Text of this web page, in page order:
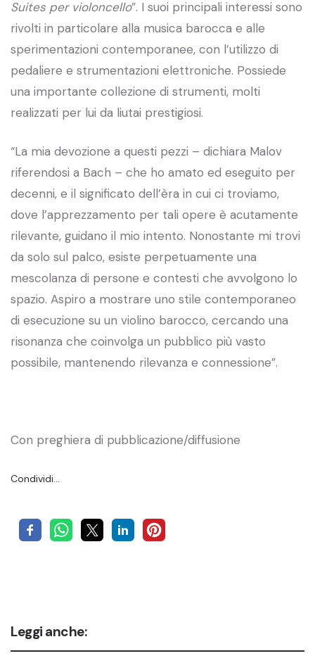
Suites per violoncello”. I suoi principali interessi sono
rivolti in particolare alla musica barocca e alle
sperimentazioni contemporanee, con l’utilizzo di
pedaliere e strumentazioni elettroniche. Possiede
una importante collezione di strumenti, molti
realizzati per lui da liutai prestigiosi.
“La mia devozione a questi pezzi – dichiara Malov
riferendosi a Bach – che ho amato ed eseguito per
decenni, e il significato dell’èra in cui ci troviamo,
dove l’apprezzamento per tali opere è acutamente
rilevante, guidano il mio intento. Nonostante mi trovi
da solo sul palco, esiste perpetuamente una
mescolanza di persone e contesti che avvolgono lo
spazio. Aspiro a mostrare uno stile contemporaneo
di esecuzione su un violino barocco, cercando una
risonanza che coinvolga un pubblico più vasto
possibile, mantenendo rilevanza e connessione”.
Con preghiera di pubblicazione/diffusione
Condividi…
Leggi anche: